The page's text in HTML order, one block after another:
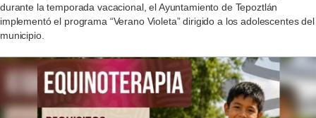
durante la temporada vacacional, el Ayuntamiento de Tepoztlán
implementó el programa “Verano Violeta” dirigido a los adolescentes del
municipio.